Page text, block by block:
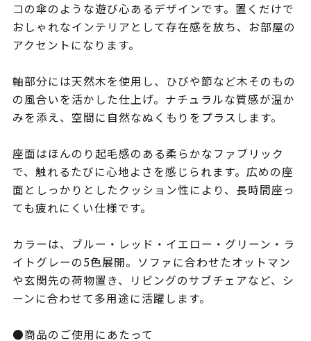
コの傘のような遊び心あるデザインです。置くだけで
おしゃれなインテリアとして存在感を放ち、お部屋の
アクセントになります。
軸部分には天然木を使用し、ひびや節など木そのもの
の風合いを活かした仕上げ。ナチュラルな質感が温か
みを添え、空間に自然なぬくもりをプラスします。
座面はほんのり起毛感のある柔らかなファブリック
で、触れるたびに心地よさを感じられます。広めの座
面としっかりとしたクッション性により、長時間座っ
ても疲れにくい仕様です。
カラーは、ブルー・レッド・イエロー・グリーン・ラ
イトグレーの5色展開。ソファに合わせたオットマン
や玄関先の荷物置き、リビングのサブチェアなど、シ
ーンに合わせて多用途に活躍します。
●商品のご使用にあたって